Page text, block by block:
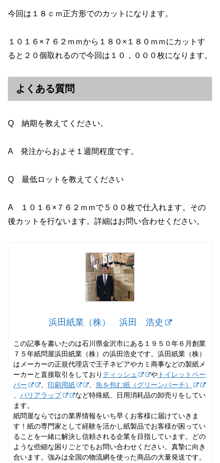
今回は１８ｃｍ正方形でのカットになります。
１０１６×７６２ｍｍから１８０×１８０ｍｍにカットす
ると２０個取れるので今回は１０，０００枚になります。
よくある質問
Q 納期を教えてください。
A 発注からおよそ１週間程度です。
Q 最低ロットを教えてください
A １０１６×７６２ｍｍで５００枚で仕入れます。その
後カットを行ないます。詳細はお問い合わせください。
浜田紙業（株） 浜田 浩史
この記事を書いたのは石川県金沢市にある１９５０年６月創業
７５年紙問屋浜田紙業（株）の浜田浩史です。浜田紙業（株）
はメーカーの正規代理店で王子ネピアやカミ商事などの製紙メ
ーカーと直接取引をしており ティッシュ や トイレットペー
パー
、 印刷用紙 、 魚を包む紙（グリーンパーチ）
、 バリアラップ
など特殊紙、日用消耗品の卸売りをしてい
ます。
紙問屋ならではの業界情報をいち早くお客様に届けていきま
す！紙の専門家として経験を活かし紙製品でお客様が困ってい
ることを一緒に解決し信頼される企業を目指しています。どの
ような些細な困りごとでもお問い合わせください。真摯に向き
合います。強みは全国の物流網を使った商品の大量発送です。